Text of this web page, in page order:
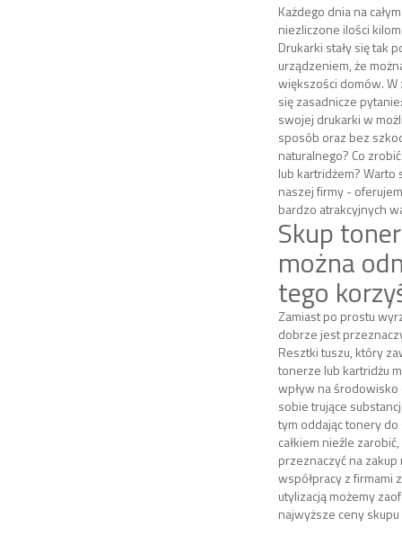
Każdego dnia na
niezliczone ilości
Drukarki stały się tak
urządzeniem, że
większości domów.
się zasadnicze
swojej drukarki w
sposób oraz bez
naturalnego? Co
lub kartridżem? Warto
naszej firmy -
bardzo atrakcyjnych
Skup
można
tego
Zamiast po prostu
dobrze jest
Resztki tuszu, który
tonerze lub kartridżu
wpływ na
sobie trujące
tym oddając tonery
całkiem nieźle
przeznaczyć na
współpracy z firmami
utylizacją możemy
najwyższe ceny skupu